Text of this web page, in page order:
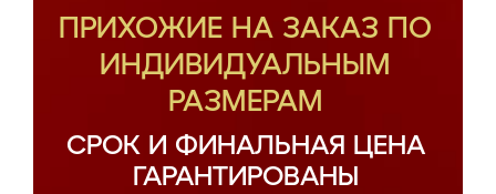
ПРИХОЖИЕ НА ЗАКАЗ ПО
ИНДИВИДУАЛЬНЫМ
РАЗМЕРАМ
СРОК И ФИНАЛЬНАЯ ЦЕНА
ГАРАНТИРОВАНЫ